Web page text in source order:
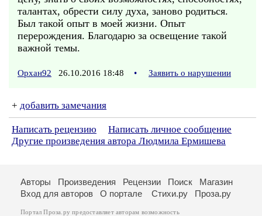
талантах, обрести силу духа, заново родиться.
Был такой опыт в моей жизни. Опыт
перерождения. Благодарю за освещение такой
важной темы.
Орхан92 26.10.2016 18:48 • Заявить о нарушении
+ добавить замечания
Написать рецензию
Написать личное сообщение
Другие произведения автора Людмила Ермишева
Авторы Произведения Рецензии Поиск
Магазин
Вход для авторов
О портале Стихи.ру Проза.ру
Портал Проза.ру предоставляет авторам возможность